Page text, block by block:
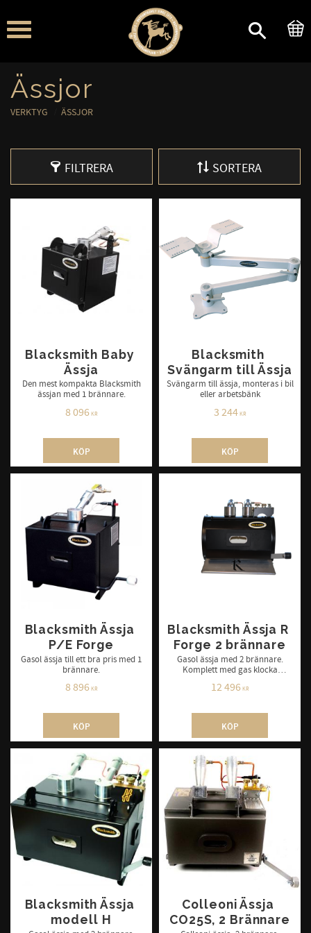
Meny
Ässjor
VERKTYG ÄSSJOR
FILTRERA SORTERA
Blacksmith Baby
Ässja
Den mest kompakta Blacksmith
ässjan med 1 brännare.
8 096KR
KÖP
Blacksmith
Svängarm till Ässja
Svängarm till ässja, monteras i bil
eller arbetsbänk
3 244KR
KÖP
Blacksmith Ässja
P/E Forge
Gasol ässja till ett bra pris med 1
brännare.
8 896KR
KÖP
Blacksmith Ässja R
Forge 2 brännare
Gasol ässja med 2 brännare.
Komplett med gas klocka
12 496KR
KÖP
Blacksmith Ässja
modell H
Colleoni Ässja
CO25S, 2 Brännare